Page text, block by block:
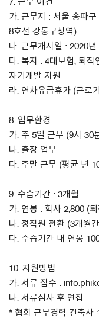
7. 근무 여건
가. 근무지 : 서울 송파
8호선 강동구청역)
나. 근무개시일 : 2020
다. 복지 : 4대보험, 퇴직
자기개발 지원
라. 연차유급휴가 (근로
8. 업무환경
가. 주 5일 근무 (9시 30
나. 출장 업무
다. 주말 근무 (평균 년
9. 수습기간 : 3개월
가. 연봉 : 학사 2,800 (
나. 정직원 전환 (3개월
다. 수습기간 내 연봉
10. 지원방법
가. 서류 접수 :
나. 서류심사 후 면접
* 협회 근무경력 건축사